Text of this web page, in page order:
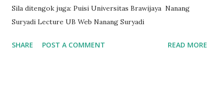
Sila ditengok juga: Puisi Universitas Brawijaya Nanang
Suryadi Lecture UB Web Nanang Suryadi
SHARE POST A COMMENT READ MORE